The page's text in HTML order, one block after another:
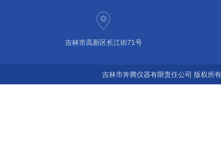
吉林市高新区长江街71号
吉林市奔腾仪器有限责任公司 版权所